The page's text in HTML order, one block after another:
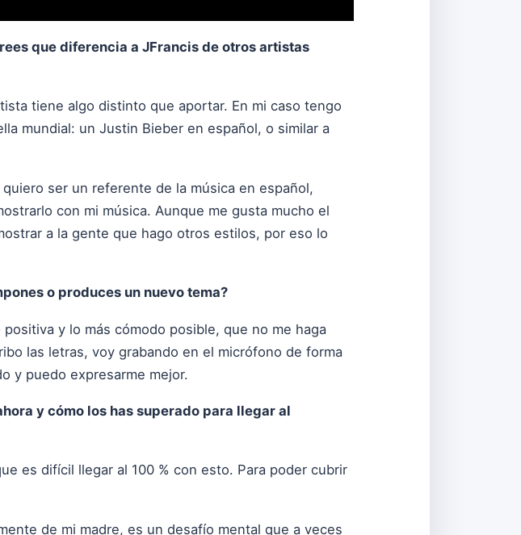
que diferencia a JFrancis de otros artistas
tiene algo distinto que aportar. En mi caso tengo
mundial: un Justin Bieber en español, o similar a
ser un referente de la música en español,
con mi música. Aunque me gusta mucho el
a la gente que hago otros estilos, por eso lo
o produces un nuevo tema?
y lo más cómodo posible, que no me haga
las letras, voy grabando en el micrófono de forma
y puedo expresarme mejor.
y cómo los has superado para llegar al
es difícil llegar al 100 % con esto. Para poder cubrir
de mi madre, es un desafío mental que a veces